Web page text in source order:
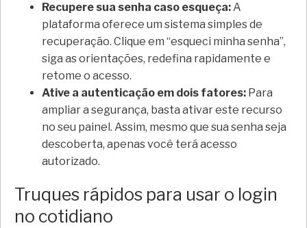
Recupere sua senha caso esqueça:A
plataforma oferece um sistema simples de
recuperação. Clique em “esqueci minha senha”,
siga as orientações, redefina rapidamente e
retome o acesso.
Ative a autenticação em dois fatores: Para
ampliar a segurança, basta ativar este recurso
no seu painel. Assim, mesmo que sua senha seja
descoberta, apenas você terá acesso
autorizado.
Truques rápidos para usar o login
no cotidiano